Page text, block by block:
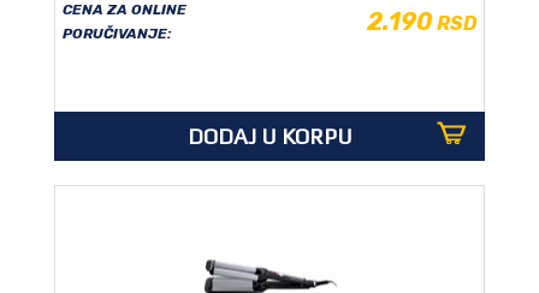
CENA ZA ONLINE
PORUČIVANJE:
2.190RSD
DODAJ U KORPU